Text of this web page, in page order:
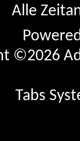
Alle
©2026
Tabs